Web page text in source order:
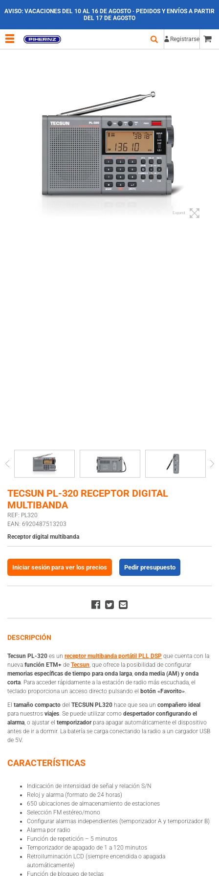
AVISO: VACACIONES DEL 10 AL 16 DE AGOSTO · PEDIDOS Y ENVÍOS A PARTIR
DEL 17 DE AGOSTO
Registrarse
Expand
TECSUN PL-320 RECEPTOR DIGITAL
MULTIBANDA
REF: PL320
EAN: 6920487513203
Receptor digital multibanda
Iniciar sesión para ver los precios Pedir presupuesto
DESCRIPCIÓN
Tecsun PL-320 es un receptor multibanda portátil PLL DSP que cuenta con la
nueva función ETM+ de Tecsun , que ofrece la posibilidad de configurar
memorias específicas de tiempo para onda larga onda media (AM) y onda
corta . Para acceder rápidamente a la estación de radio más escuchada, el
teclado proporciona un acceso directo pulsando el botón «Favorito»
El tamaño compacto del TECSUN PL320 hace que sea un compañero ideal
para nuestros viajes . Se puede utilizar como despertador configurando el
alarma , o ajustar el temporizadorpara apagar automáticamente el dispositivo
antes de ir a dormir. La batería se carga conectando la radio a un cargador USB
de 5V.
CARACTERÍSTICAS
Indicación de intensidad de señal y relación S/N
Reloj y alarma (formato de 24 horas)
650 ubicaciones de almacenamiento de estaciones
Selección FM estéreo/mono
Configurar alarmas independientes (temporizador A y temporizador B)
Alarma por radio
Función de repetición – 5 minutos
Temporizador de apagado de 1 a 120 minutos
Retroiluminación LCD (siempre encendida o apagada
automáticamente)
Función de bloqueo de teclas